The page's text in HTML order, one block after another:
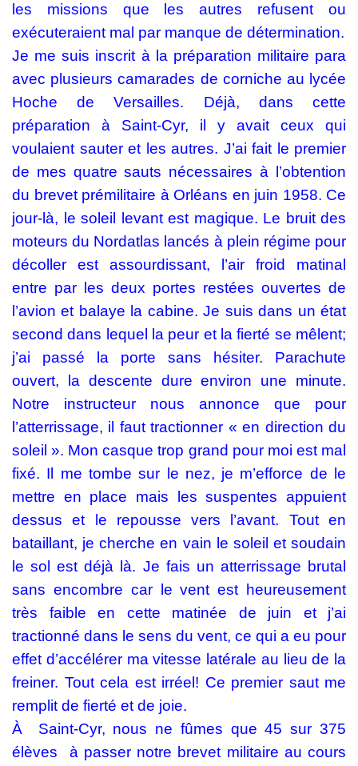
les missions que les autres refusent ou
exécuteraient mal par manque de détermination.
Je me suis inscrit à la préparation militaire para
avec plusieurs camarades de corniche au lycée
Hoche de Versailles. Déjà, dans cette
préparation à Saint-Cyr, il y avait ceux qui
voulaient sauter et les autres. J’ai fait le premier
de mes quatre sauts nécessaires à l’obtention
du brevet prémilitaire à Orléans en juin 1958. Ce
jour-là, le soleil levant est magique. Le bruit des
moteurs du Nordatlas lancés à plein régime pour
décoller est assourdissant, l’air froid matinal
entre par les deux portes restées ouvertes de
l’avion et balaye la cabine. Je suis dans un état
second dans lequel la peur et la fierté se mêlent;
j’ai passé la porte sans hésiter. Parachute
ouvert, la descente dure environ une minute.
Notre instructeur nous annonce que pour
l’atterrissage, il faut tractionner « en direction du
soleil ». Mon casque trop grand pour moi est mal
fixé. Il me tombe sur le nez, je m’efforce de le
mettre en place mais les suspentes appuient
dessus et le repousse vers l’avant. Tout en
bataillant, je cherche en vain le soleil et soudain
le sol est déjà là. Je fais un atterrissage brutal
sans encombre car le vent est heureusement
très faible en cette matinée de juin et j’ai
tractionné dans le sens du vent, ce qui a eu pour
effet d’accélérer ma vitesse latérale au lieu de la
freiner. Tout cela est irréel! Ce premier saut me
remplit de fierté et de joie.
À Saint-Cyr, nous ne fûmes que 45 sur 375
élèves à passer notre brevet militaire au cours